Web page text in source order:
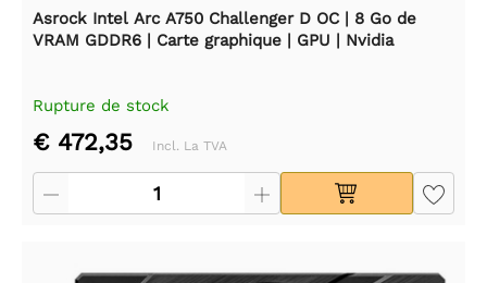
Asrock Intel Arc A750 Challenger D OC | 8 Go de
VRAM GDDR6 | Carte graphique | GPU | Nvidia
Rupture de stock
€ 472,35 Incl. La TVA